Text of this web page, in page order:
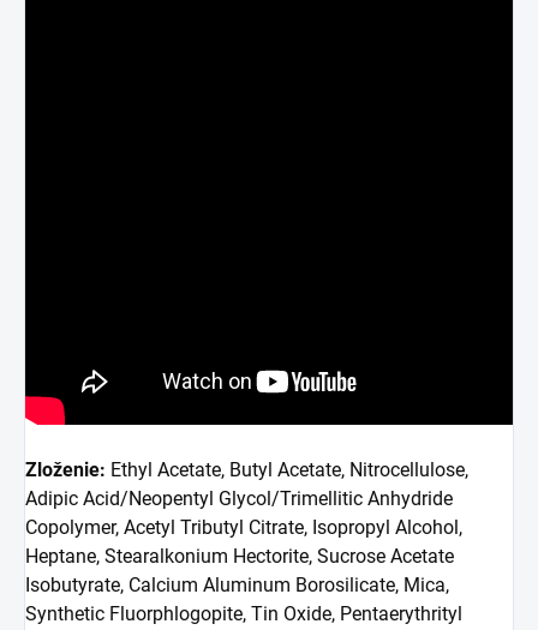
Zloženie: Ethyl Acetate, Butyl Acetate, Nitrocellulose,
Adipic Acid/Neopentyl Glycol/Trimellitic Anhydride
Copolymer, Acetyl Tributyl Citrate, Isopropyl Alcohol,
Heptane, Stearalkonium Hectorite, Sucrose Acetate
Isobutyrate, Calcium Aluminum Borosilicate, Mica,
Synthetic Fluorphlogopite, Tin Oxide, Pentaerythrityl